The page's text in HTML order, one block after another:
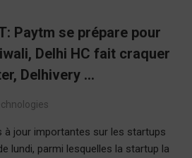
Paytm se prépare pour
Delhi HC fait craquer
Delhivery …
à jour importantes sur les startups
lundi, parmi lesquelles la startup la